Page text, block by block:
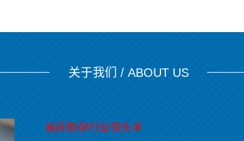
关于我们 / ABOUT US
迪庆助孕行业领头羊